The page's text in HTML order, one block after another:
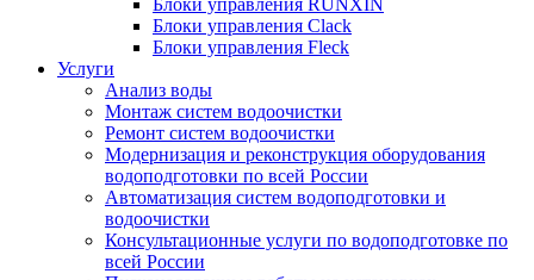
Блоки управления RUNXIN
Блоки управления Clack
Блоки управления Fleck
Услуги
Анализ воды
Монтаж систем водоочистки
Ремонт систем водоочистки
Модернизация и реконструкция оборудования
водоподготовки по всей России
Автоматизация систем водоподготовки и
водоочистки
Консультационные услуги по водоподготовке по
всей России